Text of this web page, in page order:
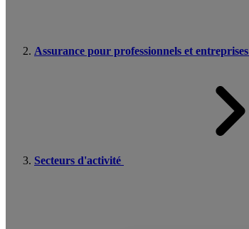
Assurance pour professionnels et entreprises
Secteurs d'activité